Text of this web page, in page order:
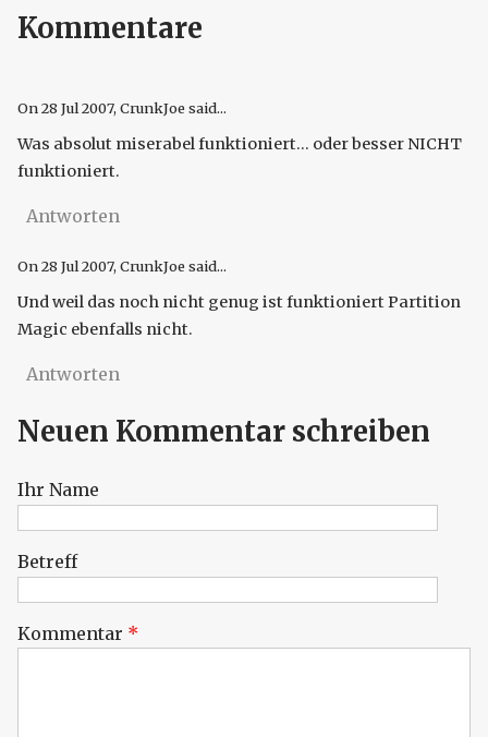
Kommentare
On28 Jul 2007, CrunkJoe said...
Was absolut miserabel funktioniert... oder besser NICHT
funktioniert.
Antworten
On28 Jul 2007, CrunkJoe said...
Und weil das noch nicht genug ist funktioniert Partition
Magic ebenfalls nicht.
Antworten
Neuen Kommentar schreiben
Ihr Name
Betreff
Kommentar *